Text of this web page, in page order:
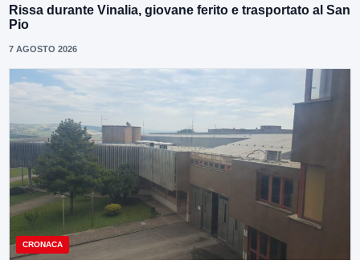
Rissa durante Vinalia, giovane ferito e trasportato al San
Pio
7 AGOSTO 2026
CRONACA